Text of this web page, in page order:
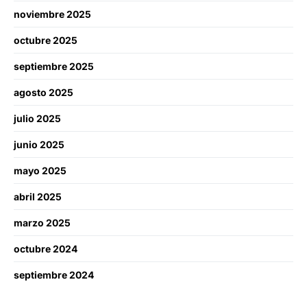
noviembre 2025
octubre 2025
septiembre 2025
agosto 2025
julio 2025
junio 2025
mayo 2025
abril 2025
marzo 2025
octubre 2024
septiembre 2024